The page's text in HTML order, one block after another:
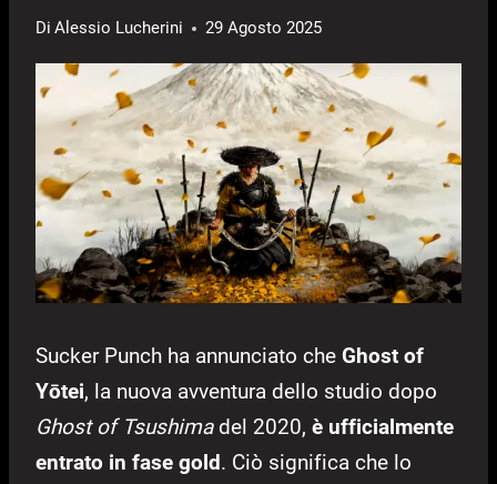
Di Alessio Lucherini 29 Agosto 2025
Sucker Punch ha annunciato che Ghost of
Yōtei, la nuova avventura dello studio dopo
Ghost of Tsushimadel 2020, è ufficialmente
entrato in fase gold. Ciò significa che lo